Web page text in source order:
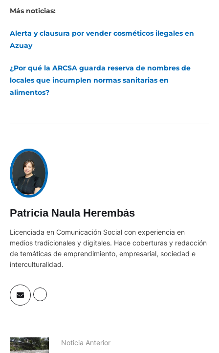
Más noticias:
Alerta y clausura por vender cosméticos ilegales en
Azuay
¿Por qué la ARCSA guarda reserva de nombres de
locales que incumplen normas sanitarias en
alimentos?
Patricia Naula Herembás
Licenciada en Comunicación Social con experiencia en
medios tradicionales y digitales. Hace coberturas y redacción
de temáticas de emprendimiento, empresarial, sociedad e
interculturalidad.
Noticia Anterior